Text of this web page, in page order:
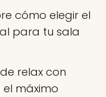
cómo elegir el
para tu sala
relax con
máximo